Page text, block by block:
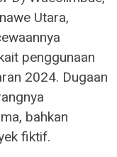
Utara,
penggunaan
2024. Dugaan
bahkan
fiktif.